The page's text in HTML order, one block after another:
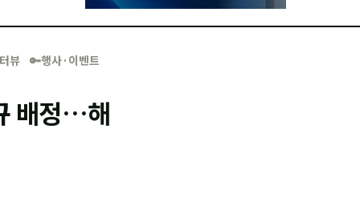
뷰 🔑행사·이벤트
배정…해